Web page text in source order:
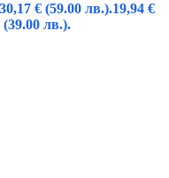
€ (59.00 лв.).19,94 €
лв.).